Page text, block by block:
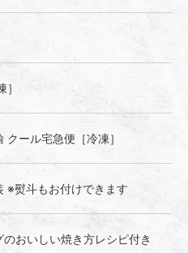
クール宅急便［冷凍］
※熨斗もお付けできます
のおいしい焼き方レシピ付き